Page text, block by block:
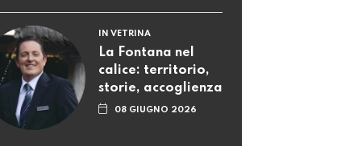
IN VETRINA
La Fontana nel
calice: territorio,
storie, accoglienza
08 GIUGNO 2026